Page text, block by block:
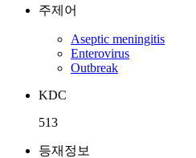
주제어
Aseptic meningitis
Enterovirus
Outbreak
KDC
513
등재정보